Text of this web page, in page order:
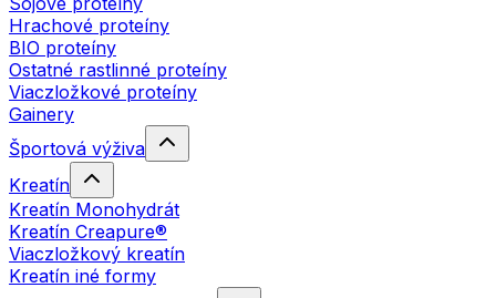
Hrachové proteíny
BIO proteíny
Ostatné rastlinné proteíny
Viaczložkové proteíny
Gainery
Športová výživa
Kreatín
Kreatín Monohydrát
Kreatín Creapure®
Viaczložkový kreatín
Kreatín iné formy